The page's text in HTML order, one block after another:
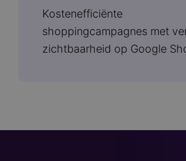
Kostenefficiënte
shoppingcampagnes met
zichtbaarheid op Google